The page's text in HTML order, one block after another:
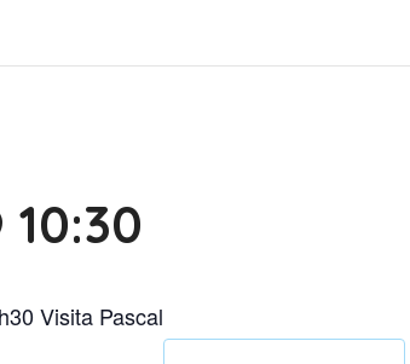
Visita Pascal